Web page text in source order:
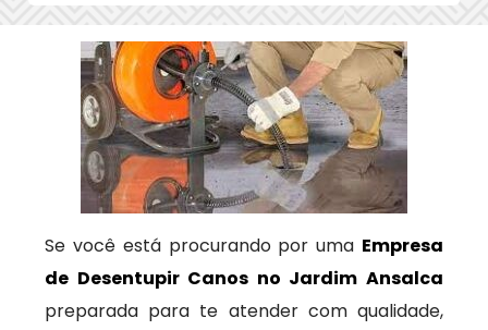
Se você está procurando por uma Empresa
de Desentupir Canos no Jardim Ansalca
preparada para te atender com qualidade,